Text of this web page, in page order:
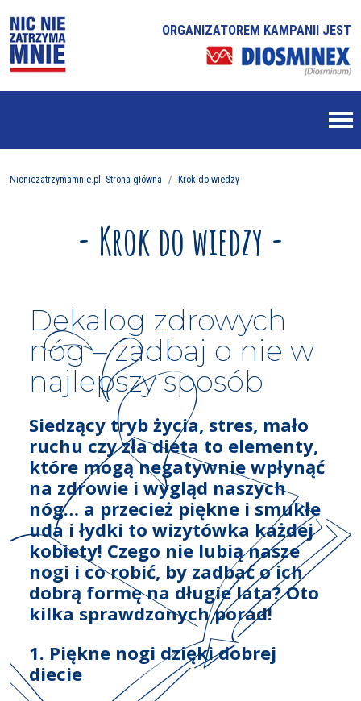
ORGANIZATOREM KAMPANII JEST
Nicniezatrzymamnie.pl -Strona główna Krok do wiedzy
- Krok do wiedzy -
Dekalog zdrowych
nóg – zadbaj o nie w
najlepszy sposób
Siedzący tryb życia, stres, mało
ruchu czy zła dieta to elementy,
które mogą negatywnie wpłynąć
na zdrowie i wygląd naszych
nóg… a przecież piękne i smukłe
uda i łydki to wizytówka każdej
kobiety! Czego nie lubią nasze
nogi i co robić, by zadbać o ich
dobrą formę na długie lata?Oto
kilka sprawdzonych porad!
1. Piękne nogi dzięki dobrej
diecie